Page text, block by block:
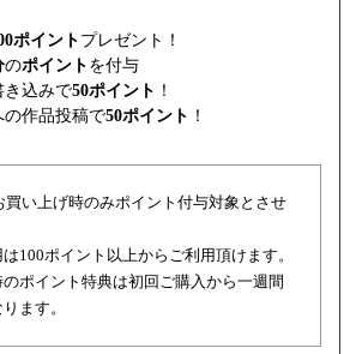
ポイントプレゼント！
のポイント を付与
込みで50ポイント ！
作品投稿で50ポイント ！
買い上げ時のみポイント付与対象とさせ
100ポイント以上からご利用頂けます。
のポイント特典は初回ご購入から一週間
ます。